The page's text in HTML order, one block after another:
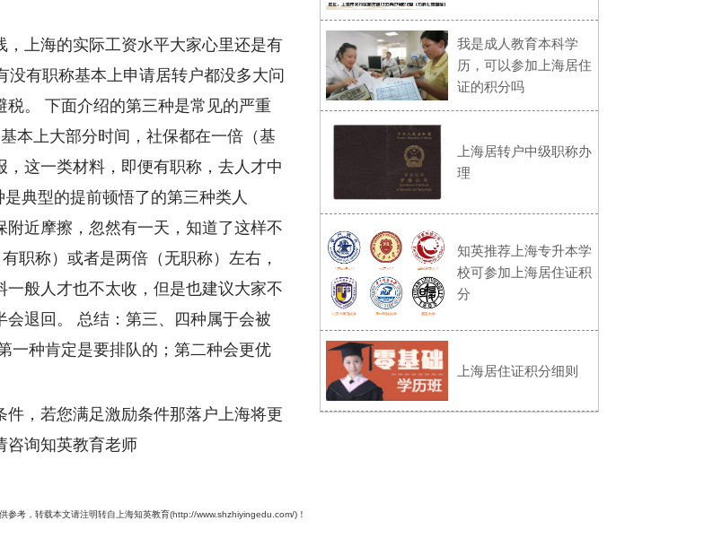
上海的实际工资水平大家心里还是有
有职称基本上申请居转户都没多大问
。 下面介绍的第三种是常见的严重
本上大部分时间，社保都在一倍（基
这一类材料，即便有职称，去人才中
典型的提前顿悟了的第三种类人
近摩擦，忽然有一天，知道了这样不
职称）或者是两倍（无职称）左右，
般人才也不太收，但是也建议大家不
退回。 总结：第三、四种属于会被
一种肯定是要排队的；第二种会更优
，若您满足激励条件那落户上海将更
咨询知英教育老师
参考，转载本文请注明转自上海知英教育(http://www.shzhiyingedu.com/)！
我是成人教育本科学
历，可以参加上海居住
证的积分吗
上海居转户中级职称办
理
知英推荐上海专升本学
校可参加上海居住证积
分
上海居住证积分细则